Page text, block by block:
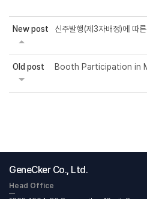
New post 신주발행(제3자배정)에 따
Old post Booth Participation in
GeneCker Co., Ltd.
Head Office